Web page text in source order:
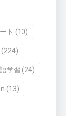
ト (10)
(224)
学習 (24)
(13)